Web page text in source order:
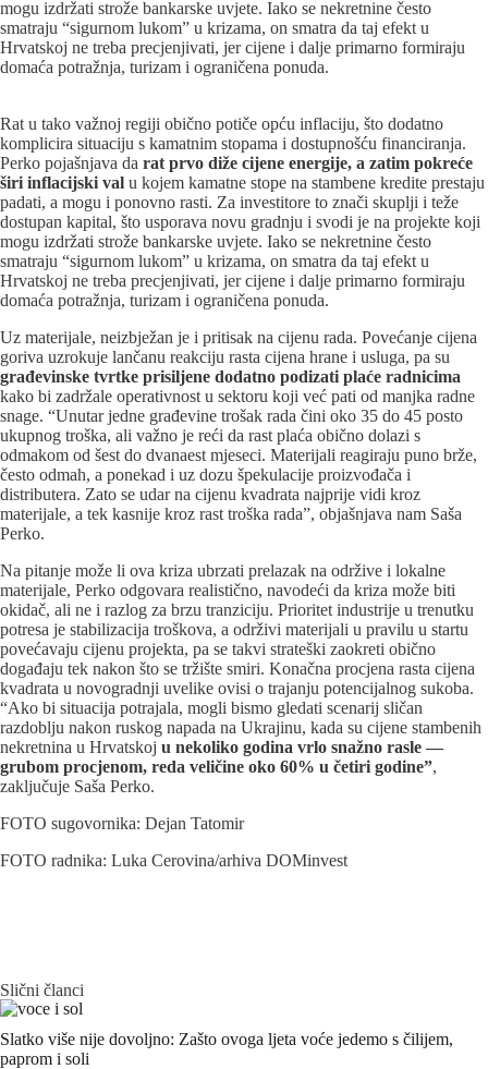
mogu izdržati strože bankarske uvjete. Iako se nekretnine često
smatraju “sigurnom lukom” u krizama, on smatra da taj efekt u
Hrvatskoj ne treba precjenjivati, jer cijene i dalje primarno formiraju
domaća potražnja, turizam i ograničena ponuda.
Rat u tako važnoj regiji obično potiče opću inflaciju, što dodatno
komplicira situaciju s kamatnim stopama i dostupnošću financiranja.
Perko pojašnjava da rat prvo diže cijene energije, a zatim pokreće
širi inflacijski val u kojem kamatne stope na stambene kredite prestaju
padati, a mogu i ponovno rasti. Za investitore to znači skuplji i teže
dostupan kapital, što usporava novu gradnju i svodi je na projekte koji
mogu izdržati strože bankarske uvjete. Iako se nekretnine često
smatraju “sigurnom lukom” u krizama, on smatra da taj efekt u
Hrvatskoj ne treba precjenjivati, jer cijene i dalje primarno formiraju
domaća potražnja, turizam i ograničena ponuda.
Uz materijale, neizbježan je i pritisak na cijenu rada. Povećanje cijena
goriva uzrokuje lančanu reakciju rasta cijena hrane i usluga, pa su
građevinske tvrtke prisiljene dodatno podizati plaće radnicima
kako bi zadržale operativnost u sektoru koji već pati od manjka radne
snage. “Unutar jedne građevine trošak rada čini oko 35 do 45 posto
ukupnog troška, ali važno je reći da rast plaća obično dolazi s
odmakom od šest do dvanaest mjeseci. Materijali reagiraju puno brže,
često odmah, a ponekad i uz dozu špekulacije proizvođača i
distributera. Zato se udar na cijenu kvadrata najprije vidi kroz
materijale, a tek kasnije kroz rast troška rada”, objašnjava nam Saša
Perko.
Na pitanje može li ova kriza ubrzati prelazak na održive i lokalne
materijale, Perko odgovara realistično, navodeći da kriza može biti
okidač, ali ne i razlog za brzu tranziciju. Prioritet industrije u trenutku
potresa je stabilizacija troškova, a održivi materijali u pravilu u startu
povećavaju cijenu projekta, pa se takvi strateški zaokreti obično
događaju tek nakon što se tržište smiri. Konačna procjena rasta cijena
kvadrata u novogradnji uvelike ovisi o trajanju potencijalnog sukoba.
“Ako bi situacija potrajala, mogli bismo gledati scenarij sličan
razdoblju nakon ruskog napada na Ukrajinu, kada su cijene stambenih
nekretnina u Hrvatskoj u nekoliko godina vrlo snažno rasle —
grubom procjenom, reda veličine oko 60% u četiri godine”,
zaključuje Saša Perko.
FOTO sugovornika: Dejan Tatomir
FOTO radnika: Luka Cerovina/arhiva DOMinvest
Slični članci
Slatko više nije dovoljno: Zašto ovoga ljeta voće jedemo s čilijem,
paprom i soli